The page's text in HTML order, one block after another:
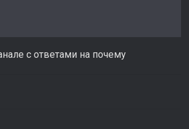
с ответами на почему